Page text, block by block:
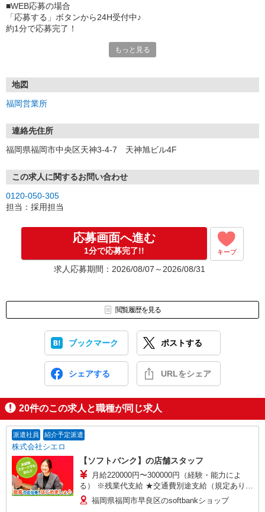
■WEB応募の場合
「応募する」ボタンから24H受付中♪
約1分で応募完了！
①応募から3営業日を目安に、メールorお電話でご連絡します。
★スマホでWEB面接（LINEなど）・出張面接・事務所面接と選べま
す
③面接実施（履歴書不要）
※ご希望があれば、職場見学の調整もOKです！
お気軽にご応募ください♪
もっと見る
地図
福岡営業所
連絡先住所
福岡県福岡市中央区天神3-4-7 天神旭ビル4F
この求人に関するお問い合わせ
0120-050-305
担当：採用担当
応募画面へ進む
1分で応募完了!! キープ
求人応募期間：2026/08/07～2026/08/31
閲覧履歴を見る
ブックマーク ポストする
シェアする URLをシェア
20件のこの求人と職種が同じ求人
派遣社員 紹介予定派遣
株式会社シエロ
【ソフトバンク】の店舗スタッフ
月給220000円〜300000円（経験・能力によ
る） ※残業代支給 ★交通費別途支給（規定あり）
゜+゜・。○。・゜+゜・。○。・゜+゜ 入社祝い金
10万円支給(規定有) お友達を紹介頂くと, インセン
福岡県福岡市早良区のsoftbankショップ